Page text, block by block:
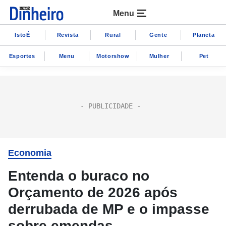
Menu
IstoÉ Revista Rural Gente Planeta
Esportes Menu Motorshow Mulher Pet
Economia
Entenda o buraco no
Orçamento de 2026 após
derrubada de MP e o impasse